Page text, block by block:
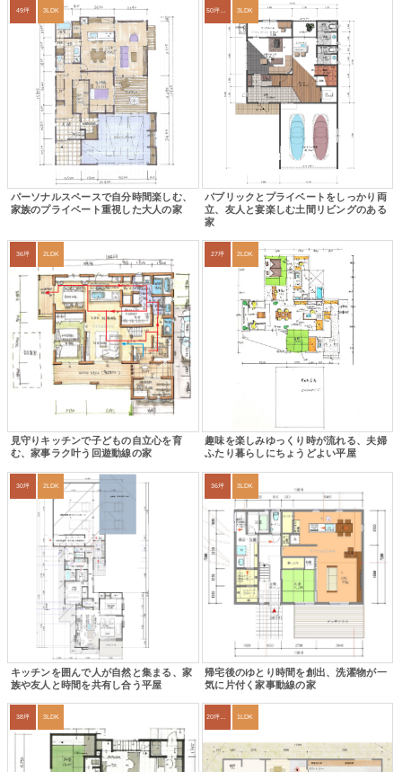
49坪 3LDK
パーソナルスペースで自分時間楽しむ、
家族のプライベート重視した大人の家
50坪以上 3LDK
パブリックとプライベートをしっかり両
立、友人と宴楽しむ土間リビングのある
家
36坪 2LDK
見守りキッチンで子どもの自立心を育
む、家事ラク叶う回遊動線の家
27坪 2LDK
趣味を楽しみゆっくり時が流れる、夫婦
ふたり暮らしにちょうどよい平屋
30坪 2LDK
キッチンを囲んで人が自然と集まる、家
族や友人と時間を共有し合う平屋
36坪 3LDK
帰宅後のゆとり時間を創出、洗濯物が一
気に片付く家事動線の家
38坪 3LDK 20坪以下 1LDK